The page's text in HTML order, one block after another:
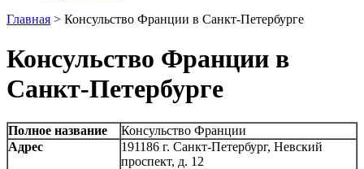
Главная > Консульство Франции в Санкт-Петербурге
Консульство Франции в
Санкт-Петербурге
Полное название
Консульство Франции
Адрес
191186 г. Санкт-Петербург, Невский
проспект, д. 12